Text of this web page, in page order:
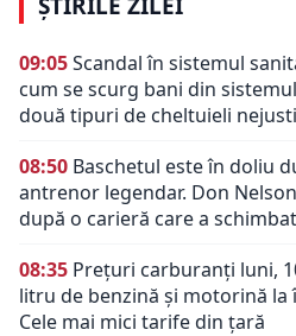
09:05Scandal în sistemul
cum se scurg bani din
două tipuri de cheltuieli
08:50 Baschetul este în doliu
antrenor legendar. Don
după o carieră care a
08:35 Prețuri carburanți luni,
litru de benzină și motorină la
Cele mai mici tarife din țară